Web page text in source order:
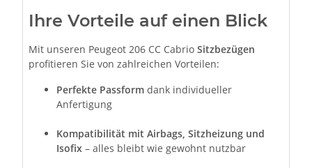
Ihre Vorteile auf einen Blick
Mit unseren Peugeot 206 CC Cabrio Sitzbezügen
profitieren Sie von zahlreichen Vorteilen:
Perfekte Passform dank individueller
Anfertigung
Kompatibilität mit Airbags, Sitzheizung und
Isofix – alles bleibt wie gewohnt nutzbar